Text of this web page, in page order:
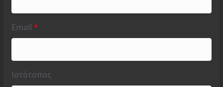
Email *
Ιστότοπος